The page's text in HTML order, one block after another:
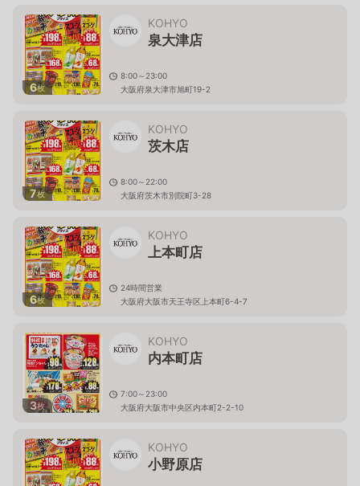
6枚
KOHYO
泉大津店
8:00～23:00
大阪府泉大津市旭町19-2
7枚
KOHYO
茨木店
8:00～22:00
大阪府茨木市別院町3-28
6枚
KOHYO
上本町店
24時間営業
大阪府大阪市天王寺区上本町6-4-7
3枚
KOHYO
内本町店
7:00～23:00
大阪府大阪市中央区内本町2-2-10
KOHYO
小野原店